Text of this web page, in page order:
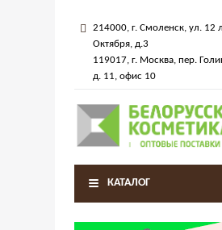
214000, г. Смоленск, ул. 12
Октября, д.3
119017, г. Москва, пер.
д. 11, офис 10
КАТАЛОГ